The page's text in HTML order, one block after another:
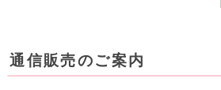
通信販売のご案内